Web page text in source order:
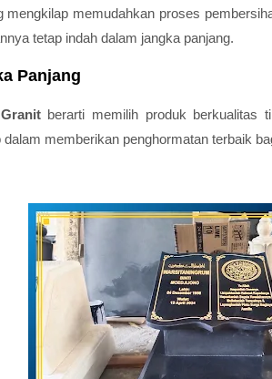
mengkilap memudahkan proses
tetap indah dalam jangka panjang.
Panjang
berarti memilih produk berkualitas
memberikan penghormatan terbaik